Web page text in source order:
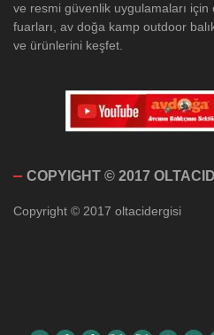
ve resmi güvenlik uygulamaları
fuarları, av doğa kamp outdoor
ve ürünlerini keşfet.
COPYIGHT © 2017
Copyright © 2017 oltacidergisi